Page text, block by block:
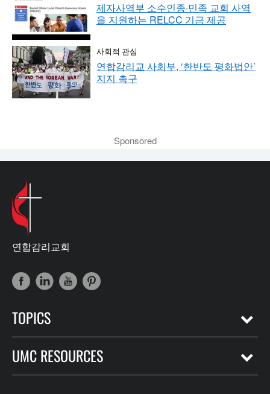
제자사역부 소수인종·민족 교회 사역
을 지원하는 RELCC 기금 제공
사회적 관심
연합감리교 사회부, ‘한반도 평화법안’
지지 촉구
Sponsored
연합감리교회
TOPICS
UMC RESOURCES